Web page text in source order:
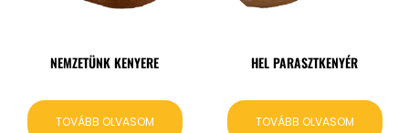
NEMZETÜNK KENYERE
TOVÁBB OLVASOM
HEL PARASZTKENYÉR
TOVÁBB OLVASOM